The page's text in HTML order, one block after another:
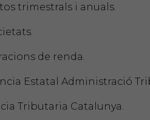
trimestrals i anuals.
de renda.
Estatal Administració
Tributaria Catalunya.